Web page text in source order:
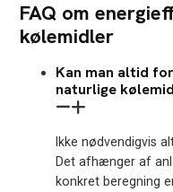
FAQ om
kølemidler
Kan man altid
naturlige
Ikke nødvendigvis
Det afhænger af
konkret beregning